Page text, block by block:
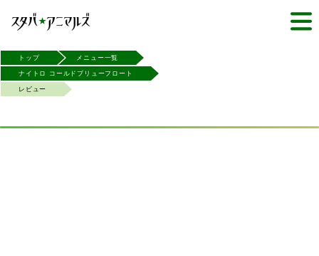
トップ メニュー一覧
ナイトロ コールドブリューフロート
レビュー